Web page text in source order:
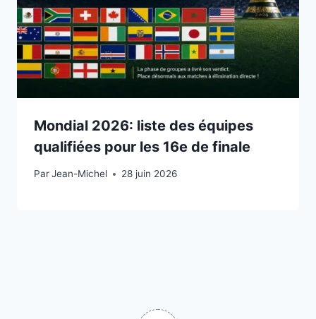
Mondial 2026: liste des équipes
qualifiées pour les 16e de finale
ParJean-Michel
27 juin 2026 28 juin 2026